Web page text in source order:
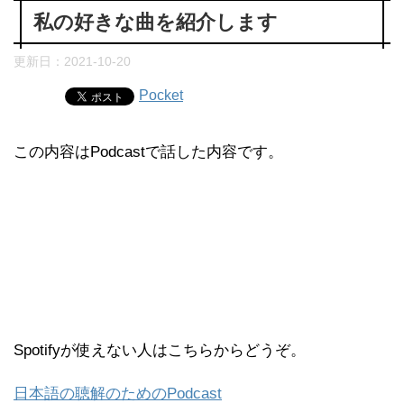
私の好きな曲を紹介します
更新日： 2021-10-20
Pocket
この内容はPodcastで話した内容です。
Spotifyが使えない人はこちらからどうぞ。
日本語の聴解のためのPodcast